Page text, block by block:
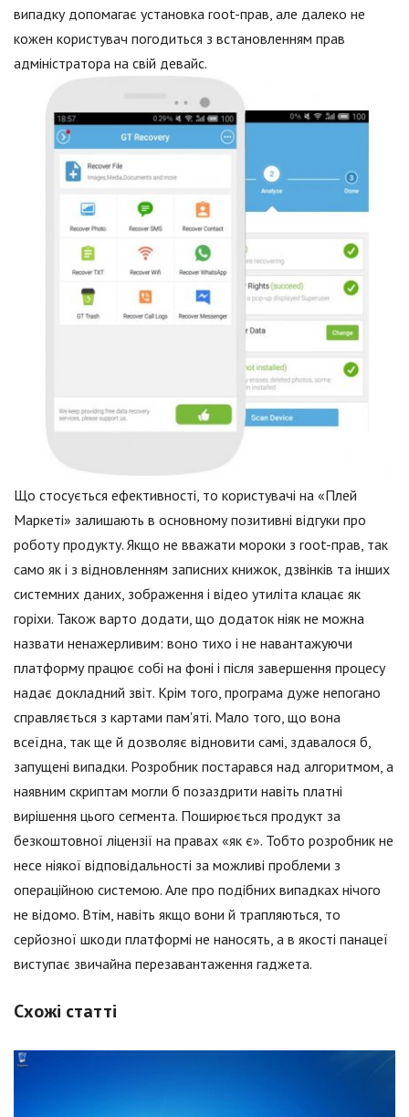
випадку допомагає установка root-прав, але далеко не
кожен користувач погодиться з встановленням прав
адміністратора на свій девайс.
Що стосується ефективності, то користувачі на «Плей
Маркеті» залишають в основному позитивні відгуки про
роботу продукту. Якщо не вважати мороки з root-прав, так
само як і з відновленням записних книжок, дзвінків та інших
системних даних, зображення і відео утиліта клацає як
горіхи. Також варто додати, що додаток ніяк не можна
назвати ненажерливим: воно тихо і не навантажуючи
платформу працює собі на фоні і після завершення процесу
надає докладний звіт. Крім того, програма дуже непогано
справляється з картами пам'яті. Мало того, що вона
всеїдна, так ще й дозволяє відновити самі, здавалося б,
запущені випадки. Розробник постарався над алгоритмом, а
наявним скриптам могли б позаздрити навіть платні
вирішення цього сегмента. Поширюється продукт за
безкоштовної ліцензії на правах «як є». Тобто розробник не
несе ніякої відповідальності за можливі проблеми з
операційною системою. Але про подібних випадках нічого
не відомо. Втім, навіть якщо вони й трапляються, то
серйозної шкоди платформі не наносять, а в якості панацеї
виступає звичайна перезавантаження гаджета.
Схожі статті